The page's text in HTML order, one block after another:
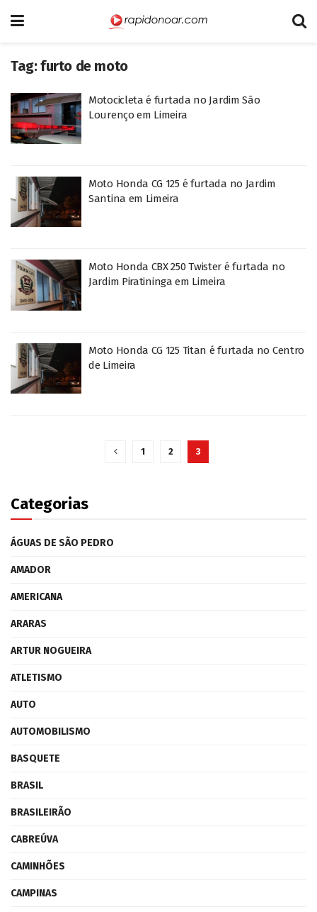
Tag:furto de moto
Motocicleta é furtada no Jardim São
Lourenço em Limeira
Moto Honda CG 125 é furtada no Jardim
Santina em Limeira
Moto Honda CBX 250 Twister é furtada no
Jardim Piratininga em Limeira
Moto Honda CG 125 Titan é furtada no Centro
de Limeira
1 2 3
Categorias
ÁGUAS DE SÃO PEDRO
AMADOR
AMERICANA
ARARAS
ARTUR NOGUEIRA
ATLETISMO
AUTO
AUTOMOBILISMO
BASQUETE
BRASIL
BRASILEIRÃO
CABREÚVA
CAMINHÕES
CAMPINAS